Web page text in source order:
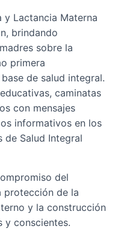
y Lactancia Materna
brindando
sobre la
primera
de salud integral.
caminatas
con mensajes
informativos en los
de Salud Integral
del
protección de la
y la construcción
y conscientes.